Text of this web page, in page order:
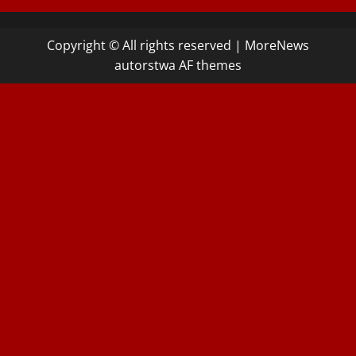
Copyright © All rights reserved | MoreNews
autorstwa AF themes